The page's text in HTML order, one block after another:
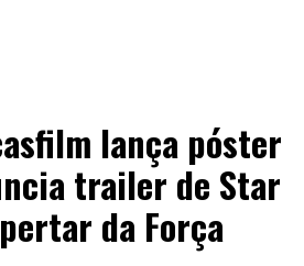
lança póster
trailer de Star
da Força